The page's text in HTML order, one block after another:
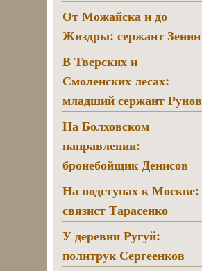
От Можайска и до
Жиздры: сержант Зенин
В Тверских и
Смоленских лесах:
младший сержант Рунов
На Болховском
направлении:
бронебойщик Денисов
На подступах к Москве:
связист Тарасенко
У деревни Ругуй:
политрук Сергеенков